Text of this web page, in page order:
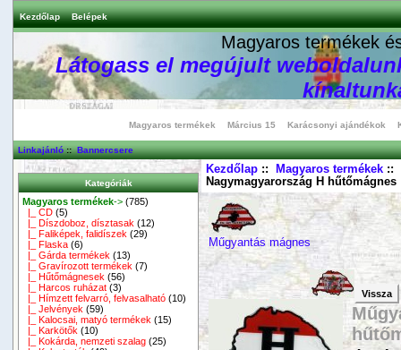
Kezdőlap Belépek
Magyaros termékek
Látogass el megújult
Magyaros termékek Március 15 Karácsonyi ajándékok
Linkajánló::Bannercsere
Kategóriák
Magyaros termékek-> (785)
|_ CD (5)
|_ Díszdoboz, dísztasak (12)
|_ Faliképek, falidíszek (29)
|_ Flaska (6)
|_ Gárda termékek (13)
|_ Gravírozott termékek (7)
|_ Hűtőmágnesek (56)
|_ Harcos ruházat (3)
|_ Hímzett felvarró, felvasalható (10)
|_ Jelvények (59)
|_ Kalocsai, matyó termékek (15)
|_ Karkötők (10)
|_ Kokárda, nemzeti szalag (25)
Kezdőlap:: Magyaros termékek::
Nagymagyarország H hűtőmágnes
Műgyantás mágnes
Vissza